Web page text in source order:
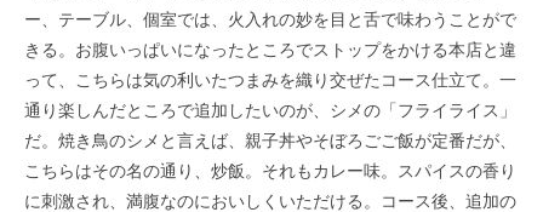
ー、テーブル、個室では、火入れの妙を目と舌で味わうことがで
きる。お腹いっぱいになったところでストップをかける本店と違
って、こちらは気の利いたつまみを織り交ぜたコース仕立て。一
通り楽しんだところで追加したいのが、シメの「フライライス」
だ。焼き鳥のシメと言えば、親子丼やそぼろごご飯が定番だが、
こちらはその名の通り、炒飯。それもカレー味。スパイスの香り
に刺激され、満腹なのにおいしくいただける。コース後、追加の